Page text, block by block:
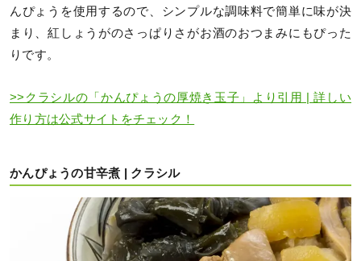
んぴょうを使用するので、シンプルな調味料で簡単に味が決
まり、紅しょうがのさっぱりさがお酒のおつまみにもぴった
りです。
>>クラシルの「かんぴょうの厚焼き玉子」より引用 | 詳しい
作り方は公式サイトをチェック！
かんぴょうの甘辛煮 | クラシル